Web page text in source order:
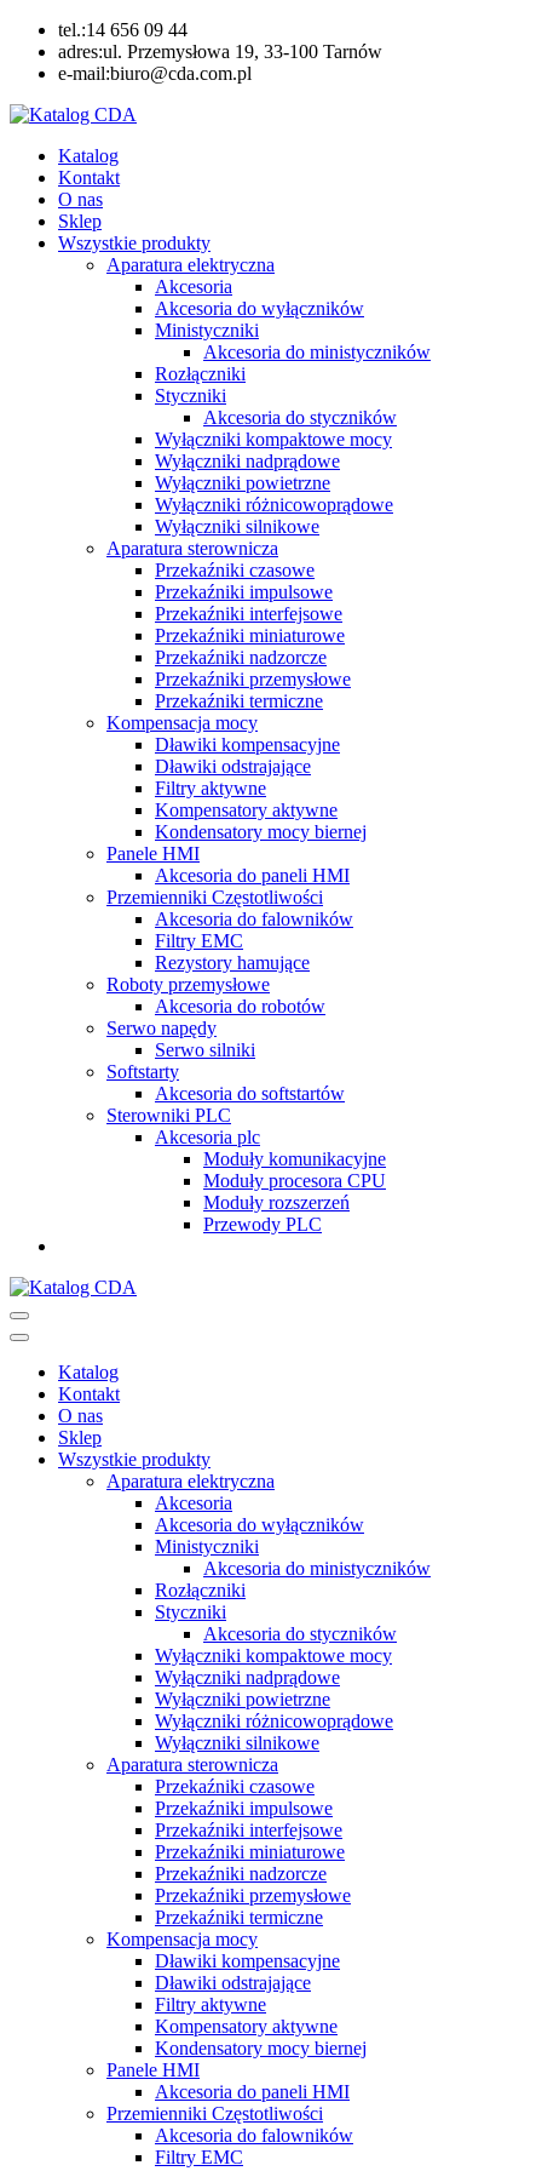
Skip
content
tel.:14 656 09 44
adres:ul. Przemysłowa 19, 33-100 Tarnów
e-mail:biuro@cda.com.pl
Katalog CDA
Automatyka przemysłowa
Katalog
Kontakt
O nas
Sklep
Wszystkie produkty
Aparatura elektryczna
Akcesoria
Akcesoria do wyłączników
Ministyczniki
Akcesoria do ministyczników
Rozłączniki
Styczniki
Akcesoria do styczników
Wyłączniki kompaktowe mocy
Wyłączniki nadprądowe
Wyłączniki powietrzne
Wyłączniki różnicowoprądowe
Wyłączniki silnikowe
Aparatura sterownicza
Przekaźniki czasowe
Przekaźniki impulsowe
Przekaźniki interfejsowe
Przekaźniki miniaturowe
Przekaźniki nadzorcze
Przekaźniki przemysłowe
Przekaźniki termiczne
Kompensacja mocy
Dławiki kompensacyjne
Dławiki odstrajające
Filtry aktywne
Kompensatory aktywne
Kondensatory mocy biernej
Panele HMI
Akcesoria do paneli HMI
Przemienniki Częstotliwości
Akcesoria do falowników
Filtry EMC
Rezystory hamujące
Roboty przemysłowe
Akcesoria do robotów
Serwo napędy
Serwo silniki
Softstarty
Akcesoria do softstartów
Sterowniki PLC
Akcesoria plc
Moduły komunikacyjne
Moduły procesora CPU
Moduły rozszerzeń
Przewody PLC
Katalog
Kontakt
O nas
Sklep
Wszystkie produkty
Aparatura elektryczna
Akcesoria
Akcesoria do wyłączników
Ministyczniki
Akcesoria do ministyczników
Rozłączniki
Styczniki
Akcesoria do styczników
Wyłączniki kompaktowe mocy
Wyłączniki nadprądowe
Wyłączniki powietrzne
Wyłączniki różnicowoprądowe
Wyłączniki silnikowe
Aparatura sterownicza
Przekaźniki czasowe
Przekaźniki impulsowe
Przekaźniki interfejsowe
Przekaźniki miniaturowe
Przekaźniki nadzorcze
Przekaźniki przemysłowe
Przekaźniki termiczne
Kompensacja mocy
Dławiki kompensacyjne
Dławiki odstrajające
Filtry aktywne
Kompensatory aktywne
Kondensatory mocy biernej
Panele HMI
Akcesoria do paneli HMI
Przemienniki Częstotliwości
Akcesoria do falowników
Filtry EMC